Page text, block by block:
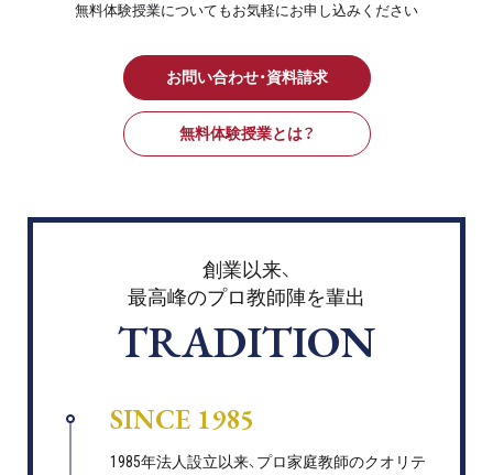
無料体験授業についてもお気軽にお申し込みください
お問い合わせ・資料請求
無料体験授業とは？
創業以来、
最高峰のプロ教師陣を輩出
TRADITION
SINCE 1985
1985年法人設立以来、プロ家庭教師のクオリテ